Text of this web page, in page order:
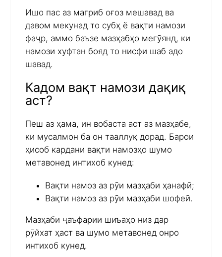
Ишо пас аз магриб оғоз мешавад ва
давом мекунад то субҳ ё вақти намози
фаҷр, аммо баъзе мазҳабҳо мегӯянд, ки
намози хуфтан бояд то нисфи шаб адо
шавад.
Кадом вақт намози дақиқ
аст?
Пеш аз ҳама, ин вобаста аст аз мазҳабе,
ки мусалмон ба он тааллуқ дорад. Барои
ҳисоб кардани вақти намозҳо шумо
метавонед интихоб кунед:
Вақти намоз аз рӯи мазҳаби ҳанафӣ;
Вақти намоз аз рӯи мазҳаби шофеӣ.
Мазҳаби ҷаъфарии шиъаҳо низ дар
рӯйхат ҳаст ва шумо метавонед онро
интихоб кунед.